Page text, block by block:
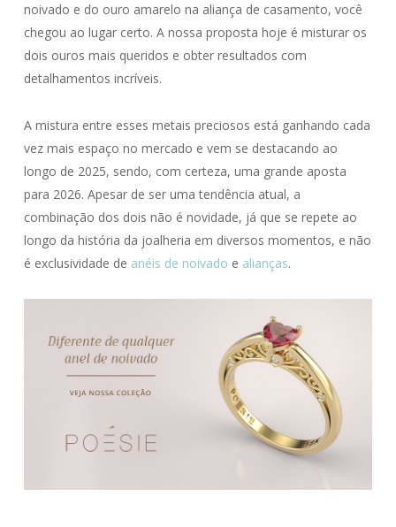
noivado e do ouro amarelo na aliança de casamento, você
chegou ao lugar certo. A nossa proposta hoje é misturar os
dois ouros mais queridos e obter resultados com
detalhamentos incríveis.
A mistura entre esses metais preciosos está ganhando cada
vez mais espaço no mercado e vem se destacando ao
longo de 2025, sendo, com certeza, uma grande aposta
para 2026. Apesar de ser uma tendência atual, a
combinação dos dois não é novidade, já que se repete ao
longo da história da joalheria em diversos momentos, e não
é exclusividade de anéis de noivado e alianças.